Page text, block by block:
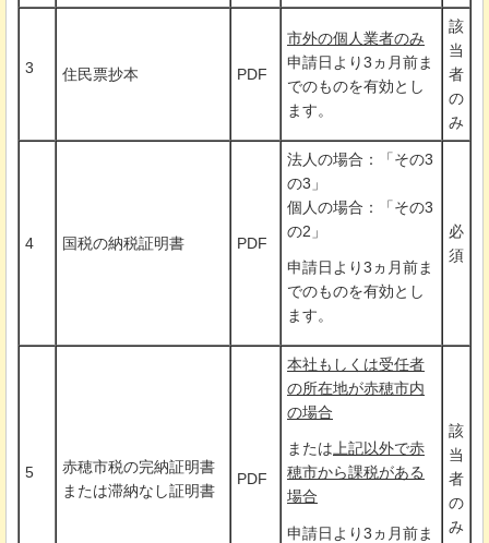
3 住民票抄本 PDF
市外の個人業者のみ
申請日より3ヵ月前ま
でのものを有効とし
ます。
該
当
者
の
み
4 国税の納税証明書 PDF
法人の場合：「その3
の3」
個人の場合：「その3
の2」
申請日より3ヵ月前ま
でのものを有効とし
ます。
必
須
5
赤穂市税の完納証明書
または滞納なし証明書
PDF
本社もしくは受任者
の所在地が赤穂市内
の場合
または上記以外で赤
穂市から課税がある
場合
申請日より3ヵ月前ま
該
当
者
の
み